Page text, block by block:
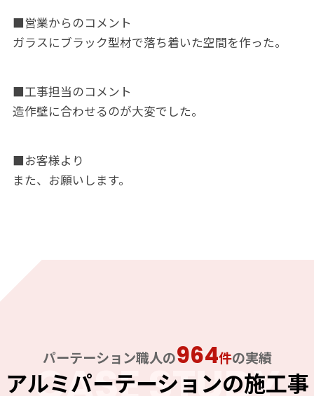
■営業からのコメント
ガラスにブラック型材で落ち着いた空間を作った。
■工事担当のコメント
造作壁に合わせるのが大変でした。
■お客様より
また、お願いします。
パーテーション職人の964件の実績
アルミパーテーションの施工事